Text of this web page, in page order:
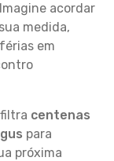
acordar
medida,
em
centenas
para
próxima